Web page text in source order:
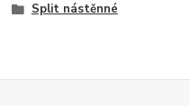
Split nástěnné